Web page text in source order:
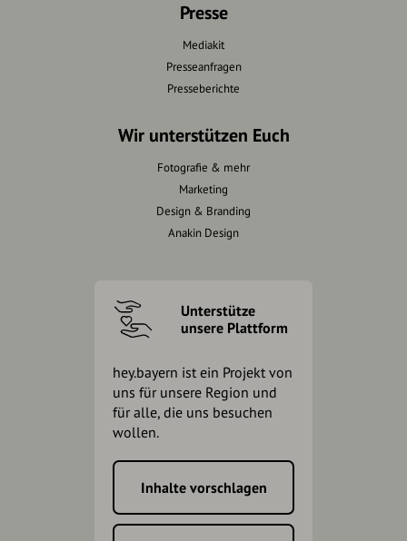
Presse
Mediakit
Presseanfragen
Presseberichte
Wir unterstützen Euch
Fotografie & mehr
Marketing
Design & Branding
Anakin Design
Unterstütze
unsere Plattform
hey.bayern ist ein Projekt von
uns für unsere Region und
für alle, die uns besuchen
wollen.
Inhalte vorschlagen